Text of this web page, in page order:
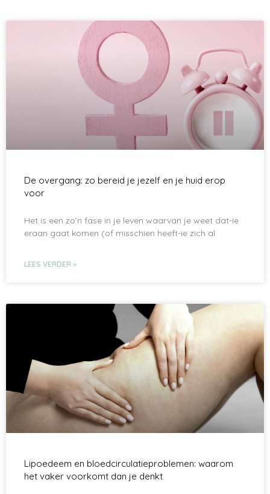
De overgang: zo bereid je jezelf en je huid erop
voor
Het is een zo’n fase in je leven waarvan je weet dat-ie
eraan gaat komen (of misschien heeft-ie zich al
LEES VERDER »
Lipoedeem en bloedcirculatieproblemen: waarom
het vaker voorkomt dan je denkt